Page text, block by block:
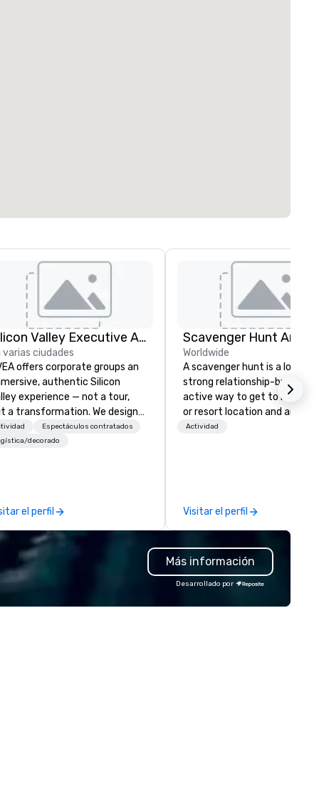
Silicon Valley Executive Academy
varias ciudades
offers corporate groups an
authentic Silicon
experience — not a tour,
a transformation. We design
facilitate custom executive
tours, learning
incentive groups, and
offsites. Whether your
wants to think like a Silicon
founder, explore the
driving the world's
away with a practical
Espectáculos contratados
decorado
el perfil
Scavenger Hunt
Worldwide
A scavenger hunt is a lot of
strong relationship-builder,
active way to get to know a
or resort location and an
team building activity for
problem-solving, creativity,
management, prioritization
decision-making. Anywhere! We
offer scavenger hunts in
and resorts around the world.
Whether your group is in the
Canada, the UK or Australia,
Actividad
Visitar el perfil
Más información
Desarrollado por